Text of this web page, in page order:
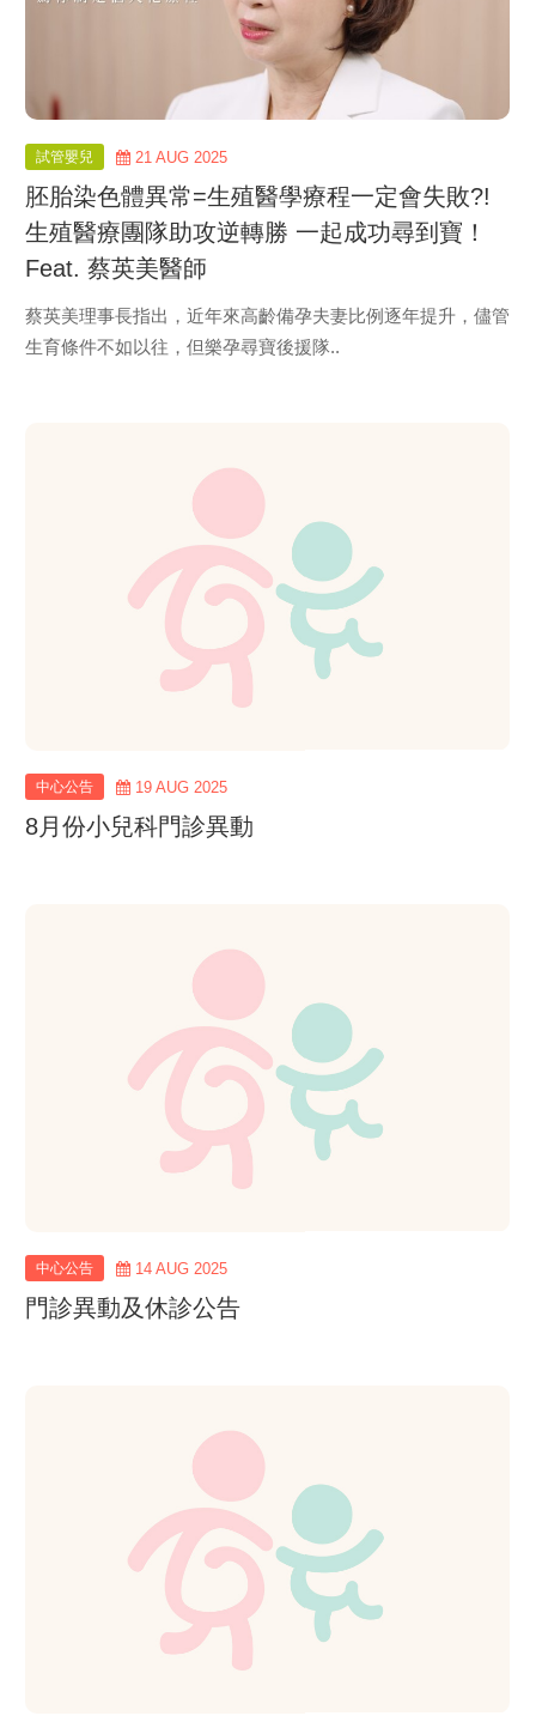
試管嬰兒 21 AUG 2025
胚胎染色體異常=生殖醫學療程一定會失敗?!
生殖醫療團隊助攻逆轉勝 一起成功尋到寶！
Feat. 蔡英美醫師
蔡英美理事長指出，近年來高齡備孕夫妻比例逐年提升，儘管
生育條件不如以往，但樂孕尋寶後援隊..
view
more
中心公告 19 AUG 2025
8月份小兒科門診異動
view
more
中心公告 14 AUG 2025
門診異動及休診公告
view
more